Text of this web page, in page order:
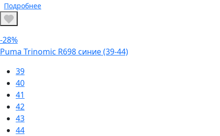
Подробнее
-28%
Puma Trinomic R698 синие (39-44)
39
40
41
42
43
44